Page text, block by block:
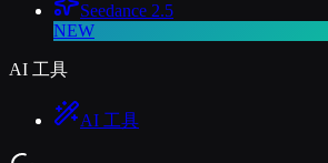
Seedance 2.5
NEW
AI 工具
AI 工具